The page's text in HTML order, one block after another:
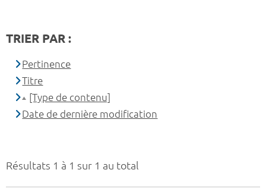
Résultats 1 à 1 sur 1 au total
TRIER PAR :
Pertinence
Titre
[Type de contenu]
Date de dernière modification